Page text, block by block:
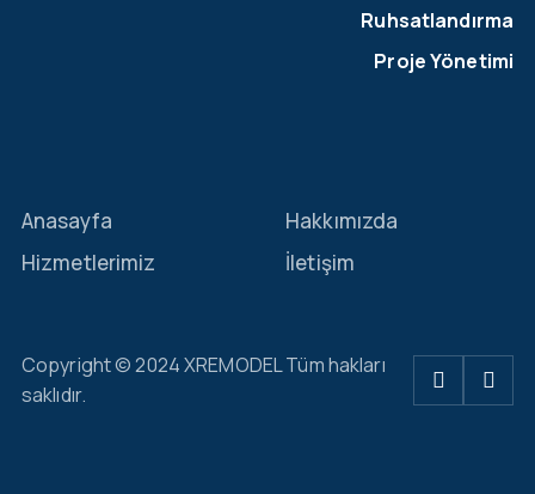
Ruhsatlandırma
Proje Yönetimi
Anasayfa
Hakkımızda
Hizmetlerimiz
İletişim
Copyright © 2024 XREMODEL Tüm hakları
saklıdır.